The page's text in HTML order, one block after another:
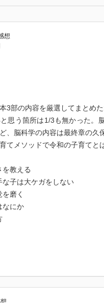
想
3部の内容を厳選してまとめた
思う箇所は1/3も無かった。
、脳科学の内容は最終章の久
てメソッドで令和の子育てと
を教える
子は大ケガをしない
磨く
なにか